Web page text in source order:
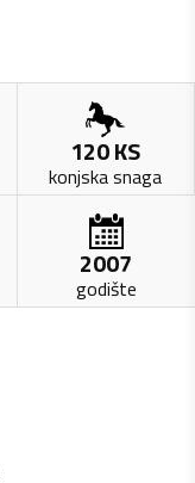
120KS
konjska snaga
2007
godište